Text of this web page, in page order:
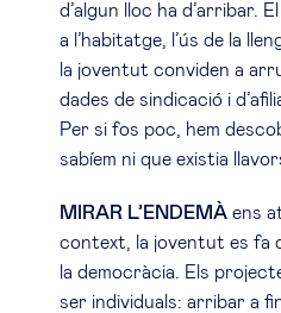
d’algun lloc ha d’arribar.
a l’habitatge, l’ús de la
la joventut conviden a
dades de sindicació i
Per si fos poc, hem
sabíem ni que existia
MIRAR L’ENDEMÀ ens
context, la joventut es fa
la democràcia. Els
ser individuals: arribar a